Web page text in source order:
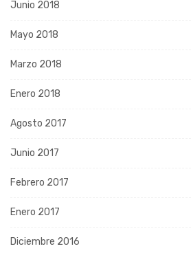
Junio 2018
Mayo 2018
Marzo 2018
Enero 2018
Agosto 2017
Junio 2017
Febrero 2017
Enero 2017
Diciembre 2016